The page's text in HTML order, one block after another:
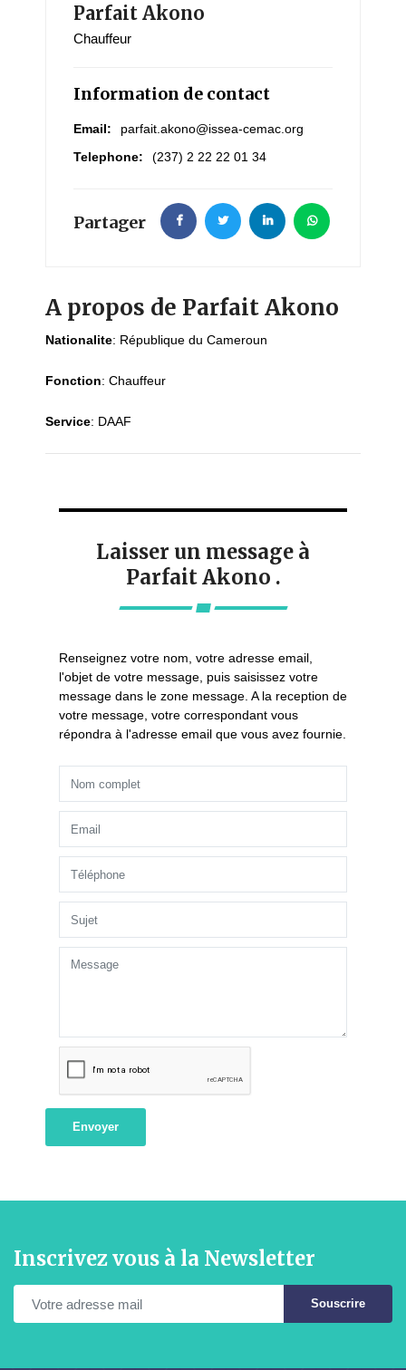
Parfait Akono
Chauffeur
Information de contact
Email:
parfait.akono@issea-cemac.org
Telephone:
(237) 2 22 22 01 34
Partager
A propos de Parfait Akono
Nationalite: République du Cameroun
Fonction: Chauffeur
Service: DAAF
Laisser un message à
Parfait Akono .
Renseignez votre nom, votre adresse email,
l'objet de votre message, puis saisissez votre
message dans le zone message. A la reception de
votre message, votre correspondant vous
répondra à l'adresse email que vous avez fournie.
Envoyer
Inscrivez vous à la Newsletter
Souscrire